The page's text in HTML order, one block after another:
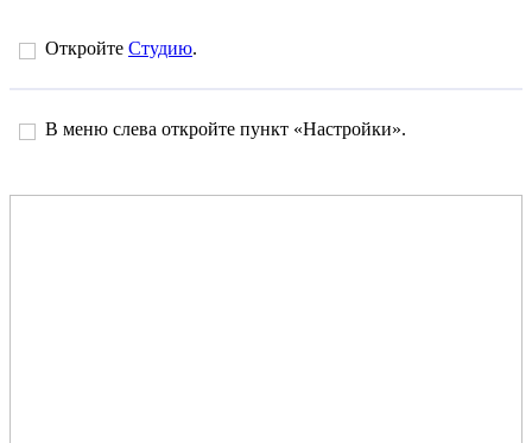
Откройте Студию.
В меню слева откройте пункт «Настройки».